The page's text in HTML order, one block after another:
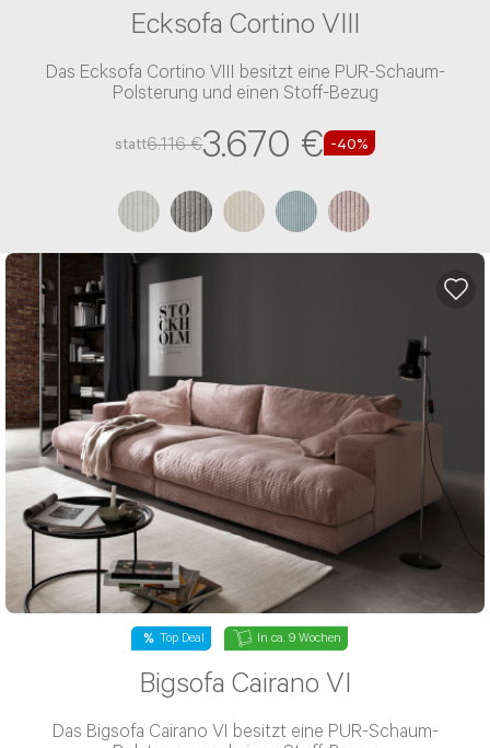
Lagerräumung
Ecksofa Cortino VIII
Das Ecksofa Cortino VIII besitzt eine PUR-Schaum-
Polsterung und einen Stoff-Bezug
statt6.116 €3.670 € -40%